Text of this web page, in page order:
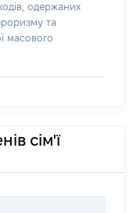
одержаних
та
масового
сім'ї